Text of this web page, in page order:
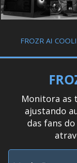
FROZR AI
Monitora as
ajustando
das fans